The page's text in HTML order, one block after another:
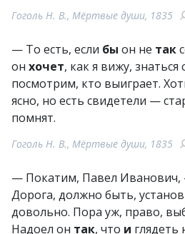
Гоголь Н. В., Мёртвые души, 1835
— То есть, если бы он не так
он хочет, как я вижу,
посмотрим, кто выиграет.
ясно, но есть свидетели —
помнят.
Гоголь Н. В., Мёртвые души, 1835
— Покатим, Павел Иванович,
Дорога, должно быть,
довольно. Пора уж, право,
Надоел он так, что и глядеть